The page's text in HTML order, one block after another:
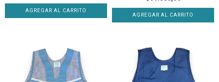
AGREGAR AL CARRITO
AGREGAR AL CARRITO